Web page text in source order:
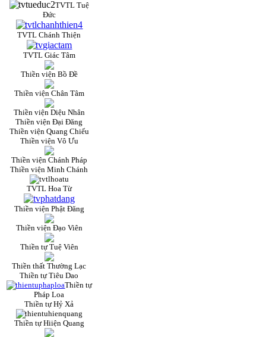
TVTL Tuệ
Đức
TVTL Chánh Thiện
TVTL Giác Tâm
Thiền viện Bồ Đề
Thiền viện Chân Tâm
Thiền viện Diệu Nhân
Thiền viện Đại Đăng
Thiền viện Quang Chiếu
Thiền viện Vô Ưu
Thiền viện Chánh Pháp
Thiền viện Minh Chánh
TVTL Hoa Từ
Thiền viện Phật Đăng
Thiền viện Đạo Viên
Thiền tự Tuệ Viên
Thiền thất Thường Lạc
Thiền tự Tiêu Dao
Thiền tự
Pháp Loa
Thiền tự Hỷ Xả
Thiền tự Hiiện Quang